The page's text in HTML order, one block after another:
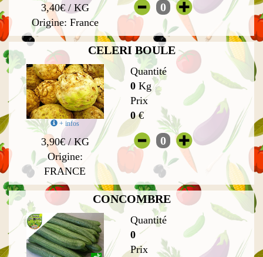
3,40€ / KG
Origine: France
0
CELERI BOULE
+ infos
3,90€ / KG
Origine:
FRANCE
Quantité
0Kg
Prix
0€
0
CONCOMBRE
Quantité
0
Prix